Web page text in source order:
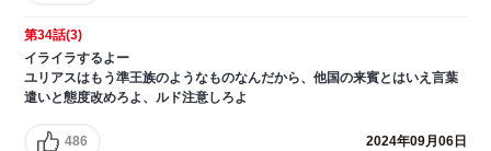
第34話(3)
イライラするよー
ユリアスはもう準王族のようなものなんだから、他国の来賓とはいえ言葉
遣いと態度改めろよ、ルド注意しろよ
486 2024年09月06日